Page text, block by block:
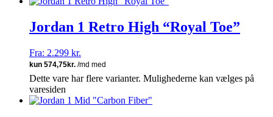
Jordan 1 Retro High “Royal Toe”
Fra: 2.299 kr.
Dette vare har flere varianter. Mulighederne kan vælges på
varesiden